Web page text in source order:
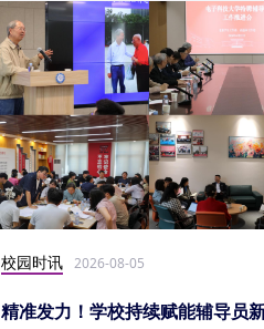
校园时讯 2026-08-05
精准发力！学校持续赋能辅导员